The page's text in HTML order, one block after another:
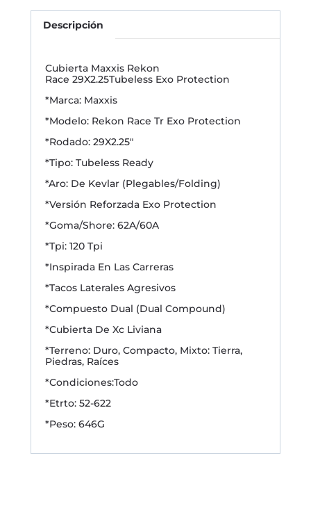
Descripción
Cubierta Maxxis Rekon
Race 29X2.25Tubeless Exo Protection
*Marca: Maxxis
*Modelo: Rekon Race Tr Exo Protection
*Rodado: 29X2.25″
*Tipo: Tubeless Ready
*Aro: De Kevlar (Plegables/Folding)
*Versión Reforzada Exo Protection
*Goma/Shore: 62A/60A
*Tpi: 120 Tpi
*Inspirada En Las Carreras
*Tacos Laterales Agresivos
*Compuesto Dual (Dual Compound)
*Cubierta De Xc Liviana
*Terreno: Duro, Compacto, Mixto: Tierra,
Piedras, Raíces
*Condiciones:Todo
*Etrto: 52-622
*Peso: 646G